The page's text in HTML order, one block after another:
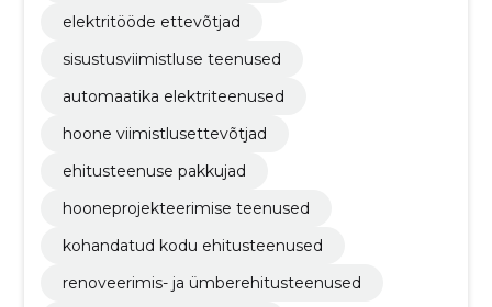
elektritööde ettevõtjad
sisustusviimistluse teenused
automaatika elektriteenused
hoone viimistlusettevõtjad
ehitusteenuse pakkujad
hooneprojekteerimise teenused
kohandatud kodu ehitusteenused
renoveerimis- ja ümberehitusteenused